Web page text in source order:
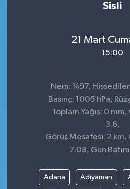
Sisli
21 Mart
15:00
Nem: %97, Hissedilen
Basınç: 1005 hPa,
Toplam Yağış: 0 mm,
3.6,
Görüş Mesafesi: 2 km,
7:08, Gün
Adana Adıyaman